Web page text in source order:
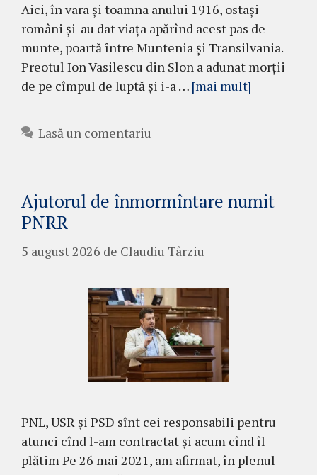
Aici, în vara și toamna anului 1916, ostași
români și-au dat viața apărînd acest pas de
munte, poartă între Muntenia și Transilvania.
Preotul Ion Vasilescu din Slon a adunat morții
de pe cîmpul de luptă și i-a … [mai mult]
Lasă un comentariu
Ajutorul de înmormîntare numit
PNRR
5 august 2026 de Claudiu Târziu
PNL, USR și PSD sînt cei responsabili pentru
atunci cînd l-am contractat și acum cînd îl
plătim Pe 26 mai 2021, am afirmat, în plenul